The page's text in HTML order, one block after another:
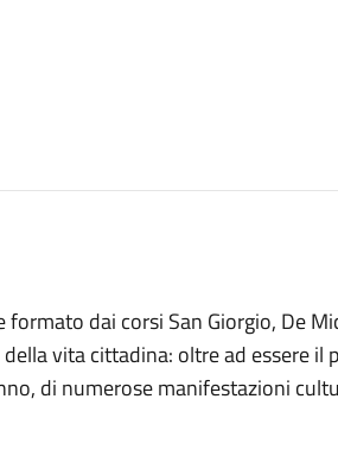
dai corsi San Giorgio, De
vita cittadina: oltre ad essere il
di numerose manifestazioni